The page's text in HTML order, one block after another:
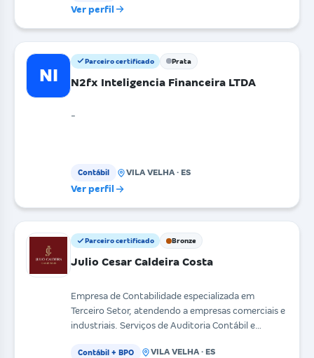
Ver perfil
NI
Parceiro certificado Prata
N2fx Inteligencia Financeira LTDA
-
Contábil VILA VELHA · ES
Ver perfil
Parceiro certificado Bronze
Julio Cesar Caldeira Costa
Empresa de Contabilidade especializada em
Terceiro Setor, atendendo a empresas comerciais e
industriais. Serviços de Auditoria Contábil e
Contábil + BPO VILA VELHA · ES